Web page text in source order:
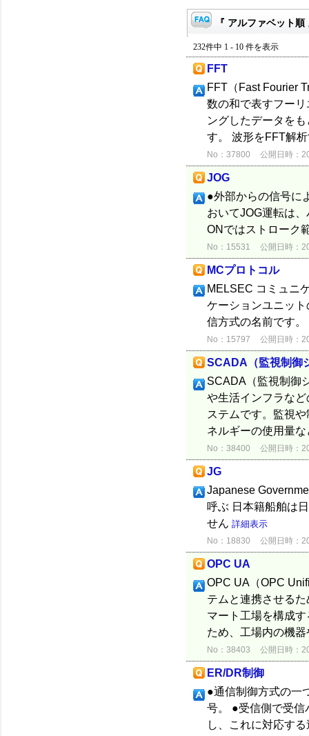
『 アルファベット
232件中 1 - 10 件を表示
FFT
FFT（Fast Fourier
数の和で表すフー
ングしたデータを
す。 波形をFFT解
No：37800 公開日時：
JOG
●外部からの信号に
おいてJOG運転は
ONではストローク
No：15531 公開日時：
MCプロトコル
MELSEC コミュニ
ケーションユニッ
信方式の名前です。
No：15797 公開日時：
SCADA（監視制
SCADA（監視制御
や生活インフラな
ステムです。監視
ネルギーの使用量
No：38400 公開日時：
JG
Japanese
呼ぶ 日本籍船舶は
せん 詳細表示
No：18830 公開日時：
OPC UA
OPC UA（OPC
テムと連携させる
マート工場を構成
ため、工場内の機
No：38403 公開日時：
ER/DR制御
●通信制御方式の一
号。 ●受信側で受信
し、これに対応す